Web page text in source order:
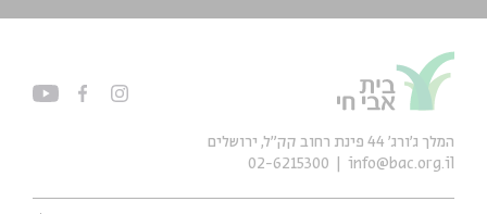
המלך ג'ורג' 44 פינת רחוב קק״ל, ירושלים
info@bac.org.il
02-6215300